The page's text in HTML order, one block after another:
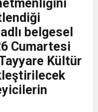
belgesel
Cumartesi
Kültür